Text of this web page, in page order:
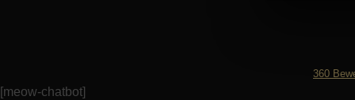
360
[meow-chatbot]